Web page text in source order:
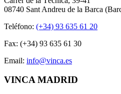
08740 Sant Andreu de la Barca
Teléfono: (+34) 93 635 61 20
Fax: (+34) 93 635 61 30
Email: info@vinca.es
VINCA MADRID